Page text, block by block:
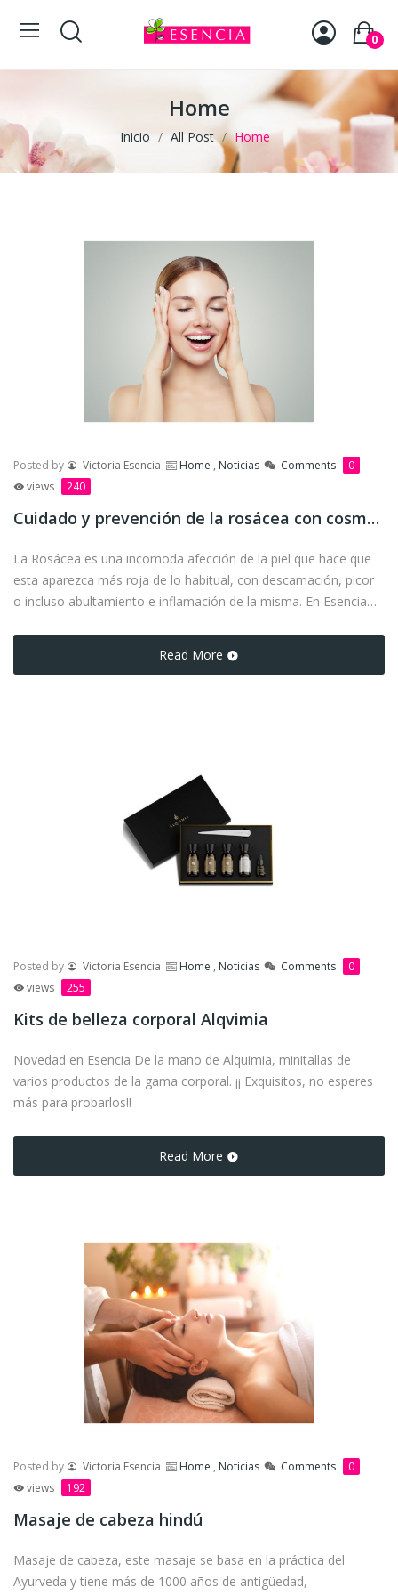
0
Home
Inicio All Post Home
Posted by Victoria Esencia Home , Noticias Comments
0
views
240
Cuidado y prevención de la rosácea con cosmética natural
La Rosácea es una incomoda afección de la piel que hace que
esta aparezca más roja de lo habitual, con descamación, picor
o incluso abultamiento e inflamación de la misma. En Esencia
Read More
Posted by Victoria Esencia Home , Noticias Comments
0
views
255
Kits de belleza corporal Alqvimia
Novedad en Esencia De la mano de Alquimia, minitallas de
varios productos de la gama corporal. ¡¡ Exquisitos, no esperes
más para probarlos!!
Read More
Posted by Victoria Esencia Home , Noticias Comments
0
views
192
Masaje de cabeza hindú
Masaje de cabeza, este masaje se basa en la práctica del
Ayurveda y tiene más de 1000 años de antigüedad,